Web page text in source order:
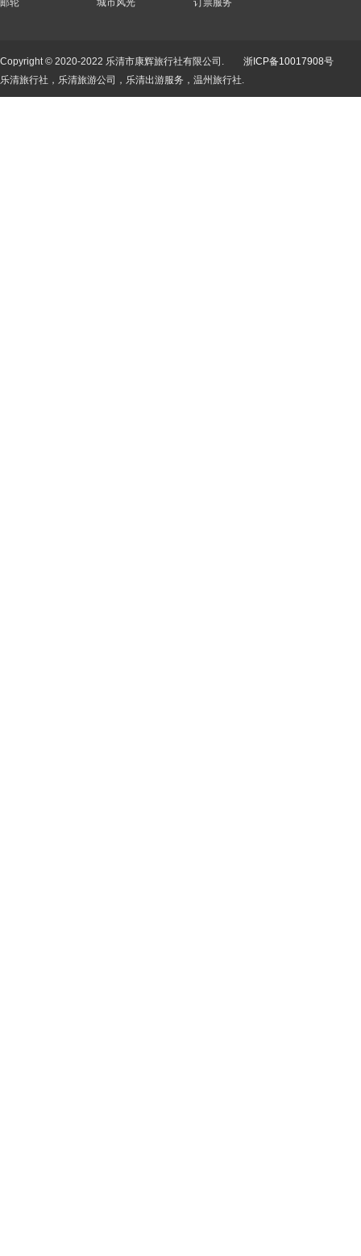
邮轮 城市风光 订票服务
Copyright © 2020-2022 乐清市康辉旅行社有限公司. 浙ICP备10017908号
乐清旅行社，乐清旅游公司，乐清出游服务，温州旅行社.